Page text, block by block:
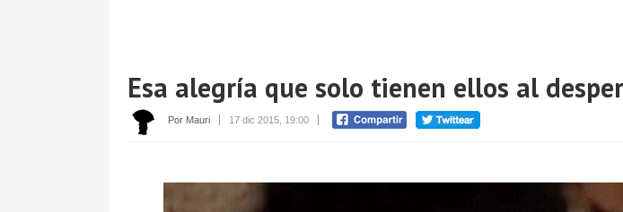
Esa alegría que solo tienen ellos al
Por Mauri 17 dic 2015, 19:00